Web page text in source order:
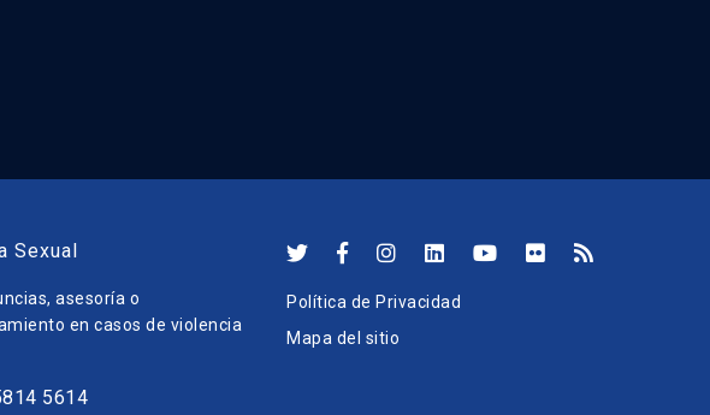
Sexual
asesoría o
en casos de violencia
5614
Política de Privacidad
Mapa del sitio